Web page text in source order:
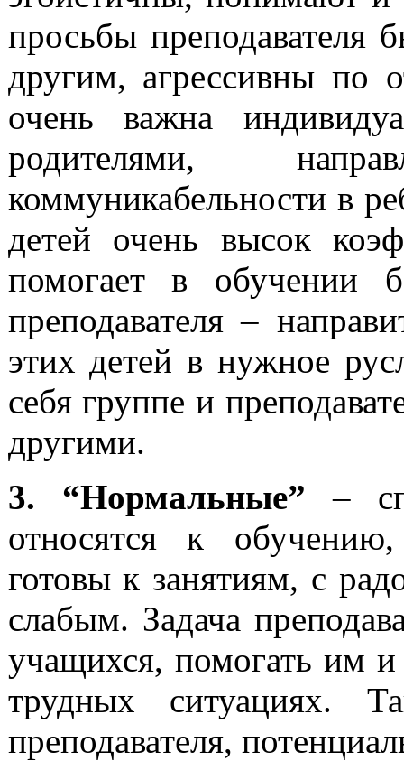
просьбы преподавателя
другим, агрессивны по
очень важна
родителями,
коммуникабельности в
детей очень высок
помогает в обучении
преподавателя –
этих детей в нужное
себя группе и
другими.
3. “Нормальные”–
относятся к
готовы к занятиям, с
слабым. Задача
учащихся, помогать им
трудных ситуациях.
преподавателя,